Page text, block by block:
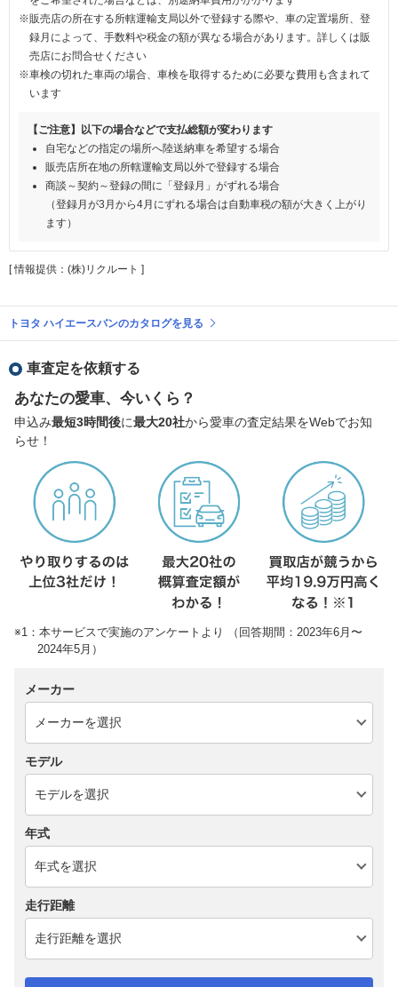
※販売店の所在する所轄運輸支局以外で登録する際や、車の定置場所、登
録月によって、手数料や税金の額が異なる場合があります。詳しくは販
売店にお問合せください
※車検の切れた車両の場合、車検を取得するために必要な費用も含まれて
います
【ご注意】以下の場合などで支払総額が変わります
自宅などの指定の場所へ陸送納車を希望する場合
販売店所在地の所轄運輸支局以外で登録する場合
商談～契約～登録の間に「登録月」がずれる場合
（登録月が3月から4月にずれる場合は自動車税の額が大きく上がり
ます）
[ 情報提供：(株)リクルート ]
トヨタ ハイエースバンのカタログを見る
車査定を依頼する
あなたの愛車、今いくら？
申込み最短3時間後に最大20社から愛車の査定結果をWebでお知
らせ！
※1：本サービスで実施のアンケートより （回答期間：2023年6月〜
2024年5月）
メーカー
モデル
年式
走行距離